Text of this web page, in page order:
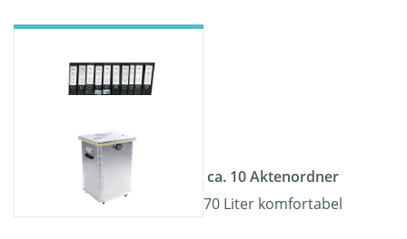
ca. 10 Aktenordner
70 Liter komfortabel